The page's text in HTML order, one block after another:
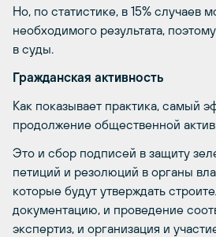
Но, по статистике, в 15% случаев
необходимого результата,
в суды.
Гражданская активность
Как показывает практика, самый
продолжение общественной
Это и сбор подписей в защиту
петиций и резолюций в органы
которые будут утверждать
документацию, и проведение
экспертиз, и организация и